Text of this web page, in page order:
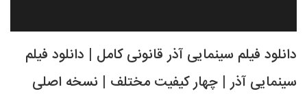
دانلود فیلم سینمایی آذر قانونی کامل | دانلود فیلم
سینمایی آذر | چهار کیفیت مختلف | نسخه اصلی